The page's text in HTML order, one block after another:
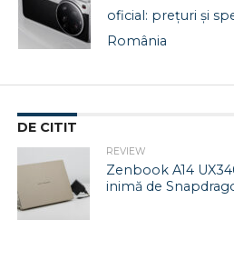
oficial: prețuri și
România
DE CITIT
REVIEW
Zenbook A14
inimă de